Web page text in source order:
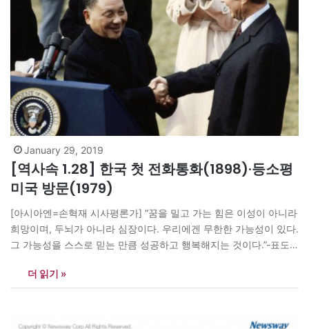
January 29, 2019
[역사속 1.28] 한국 첫 전화통화(1898)·등소평
미국 방문(1979)
[아시아엔=손혁재 시사평론가] “꿈을 밀고 가는 힘은 이성이 아니라
희망이며, 두뇌가 아니라 심장이다. 우리에겐 무한한 가능성이 있다.
그 가능성을 스스로 믿는 만큼 성공하고 행복해지는 것이다.”-표도
등 『팔도지리지』 편찬 -1898(대한제국 광무 2) 우리나라 첫 전화
통화, 한성전기회사에서 개통 — 궁내부에서 궁중과 각 아문과의 연
더 읽기 »